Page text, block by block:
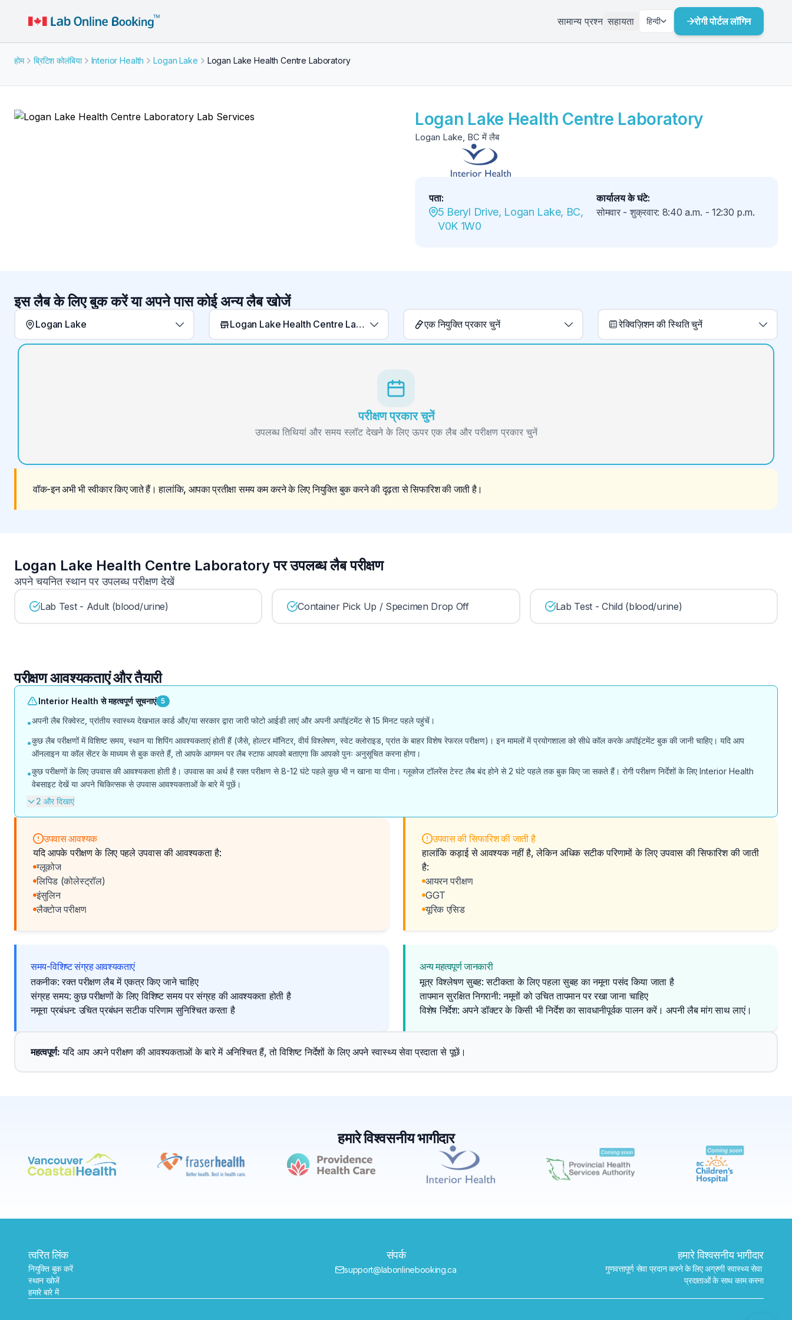
सामान्य प्रश्न सहायता हिन्दी रोगी पोर्टल लॉगिन
होम ब्रिटिश कोलंबिया Interior Health Logan Lake Logan Lake Health Centre Laboratory
Logan Lake Health Centre Laboratory
Logan Lake, BC में लैब
पता:
5 Beryl Drive, Logan Lake, BC,
V0K 1W0
कार्यालय के घंटे:
सोमवार - शुक्रवार: 8:40 a.m. - 12:30 p.m.
इस लैब के लिए बुक करें या अपने पास कोई अन्य लैब खोजें
Logan Lake Logan Lake Health Centre Laboratory एक नियुक्ति प्रकार चुनें रेक्विज़िशन की स्थिति चुनें
परीक्षण प्रकार चुनें
उपलब्ध तिथियां और समय स्लॉट देखने के लिए ऊपर एक लैब और परीक्षण प्रकार चुनें
वॉक-इन अभी भी स्वीकार किए जाते हैं। हालांकि, आपका प्रतीक्षा समय कम करने के लिए नियुक्ति बुक करने की दृढ़ता से सिफारिश की जाती है।
Logan Lake Health Centre Laboratory पर उपलब्ध लैब परीक्षण
अपने चयनित स्थान पर उपलब्ध परीक्षण देखें
Lab Test - Adult (blood/urine) Container Pick Up / Specimen Drop Off Lab Test - Child (blood/urine)
परीक्षण आवश्यकताएं और तैयारी
Interior Health से महत्वपूर्ण सूचनाएं 5
•अपनी लैब रिक्वेस्ट, प्रांतीय स्वास्थ्य देखभाल कार्ड और/या सरकार द्वारा जारी फोटो आईडी लाएं और अपनी अपॉइंटमेंट से 15 मिनट पहले पहुंचें।
•कुछ लैब परीक्षणों में विशिष्ट समय, स्थान या शिपिंग आवश्यकताएं होती हैं (जैसे, होल्टर मॉनिटर, वीर्य विश्लेषण, स्वेट क्लोराइड, प्रांत के बाहर विशेष रेफरल परीक्षण)। इन मामलों में प्रयोगशाला को सीधे कॉल करके अपॉइंटमेंट बुक की जानी चाहिए। यदि आप
ऑनलाइन या कॉल सेंटर के माध्यम से बुक करते हैं, तो आपके आगमन पर लैब स्टाफ आपको बताएगा कि आपको पुनः अनुसूचित करना होगा।
•कुछ परीक्षणों के लिए उपवास की आवश्यकता होती है। उपवास का अर्थ है रक्त परीक्षण से 8-12 घंटे पहले कुछ भी न खाना या पीना। ग्लूकोज टॉलरेंस टेस्ट लैब बंद होने से 2 घंटे पहले तक बुक किए जा सकते हैं। रोगी परीक्षण निर्देशों के लिए Interior Health
वेबसाइट देखें या अपने चिकित्सक से उपवास आवश्यकताओं के बारे में पूछें।
2 और दिखाएं
उपवास आवश्यक
यदि आपके परीक्षण के लिए पहले उपवास की आवश्यकता है:
ग्लूकोज
लिपिड (कोलेस्ट्रॉल)
इंसुलिन
लैक्टोज परीक्षण
उपवास की सिफारिश की जाती है
हालांकि कड़ाई से आवश्यक नहीं है, लेकिन अधिक सटीक परिणामों के लिए उपवास की सिफारिश की जाती
है:
आयरन परीक्षण
GGT
यूरिक एसिड
समय-विशिष्ट संग्रह आवश्यकताएं
तकनीक: रक्त परीक्षण लैब में एकत्र किए जाने चाहिए
संग्रह समय: कुछ परीक्षणों के लिए विशिष्ट समय पर संग्रह की आवश्यकता होती है
नमूना प्रबंधन: उचित प्रबंधन सटीक परिणाम सुनिश्चित करता है
अन्य महत्वपूर्ण जानकारी
मूत्र विश्लेषण सुबह: सटीकता के लिए पहला सुबह का नमूना पसंद किया जाता है
तापमान सुरक्षित निगरानी: नमूनों को उचित तापमान पर रखा जाना चाहिए
विशेष निर्देश: अपने डॉक्टर के किसी भी निर्देश का सावधानीपूर्वक पालन करें। अपनी लैब मांग साथ लाएं।
महत्वपूर्ण: यदि आप अपने परीक्षण की आवश्यकताओं के बारे में अनिश्चित हैं, तो विशिष्ट निर्देशों के लिए अपने स्वास्थ्य सेवा प्रदाता से पूछें।
हमारे विश्वसनीय भागीदार
त्वरित लिंक
नियुक्ति बुक करें
स्थान खोजें
हमारे बारे में
संपर्क
support@labonlinebooking.ca
हमारे विश्वसनीय भागीदार
गुणवत्तापूर्ण सेवा प्रदान करने के लिए अग्रणी स्वास्थ्य सेवा
प्रदाताओं के साथ काम करना